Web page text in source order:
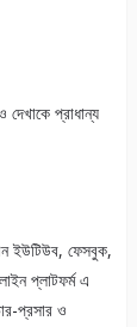
প্রাধান্য
ইউটিউব, ফেসবুক,
প্লাটফর্ম এ
প্রসার ও